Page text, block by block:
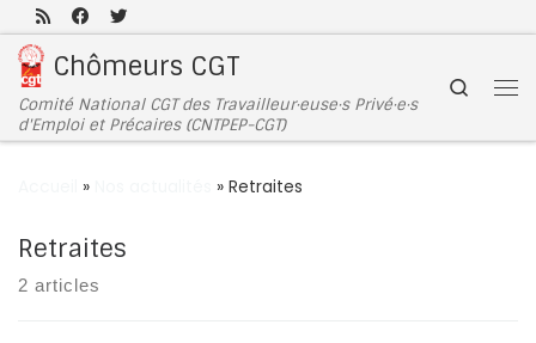
Passer au contenu
Chômeurs CGT
Comité National CGT des Travailleur·euse·s Privé·e·s
d'Emploi et Précaires (CNTPEP-CGT)
Search
» » Retraites
Retraites
2 articles